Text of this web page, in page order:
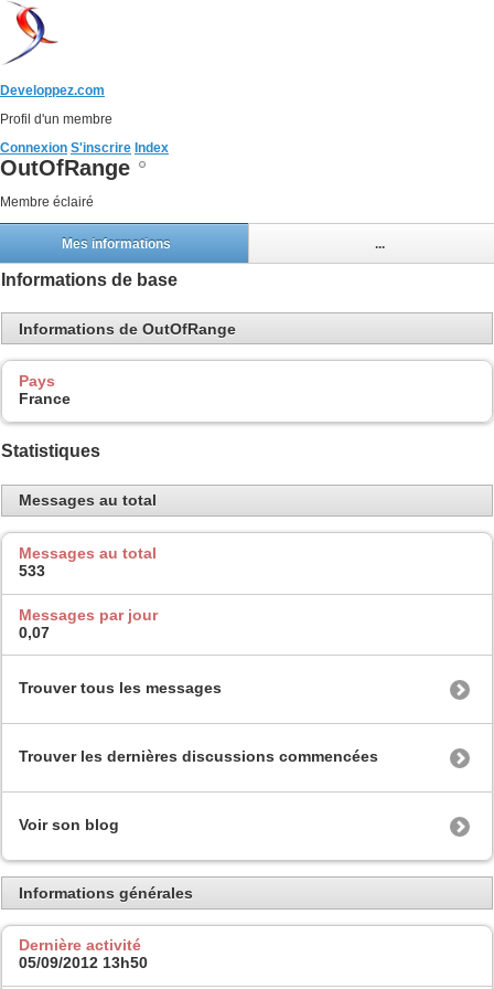
Developpez.com
Profil d'un membre
Connexion S'inscrire Index
OutOfRange
Membre éclairé
Mes informations ...
Informations de base
Informations de OutOfRange
Pays
France
Statistiques
Messages au total
Messages au total
533
Messages par jour
0,07
Trouver tous les messages
Trouver les dernières discussions commencées
Voir son blog
Informations générales
Dernière activité
05/09/2012 13h50